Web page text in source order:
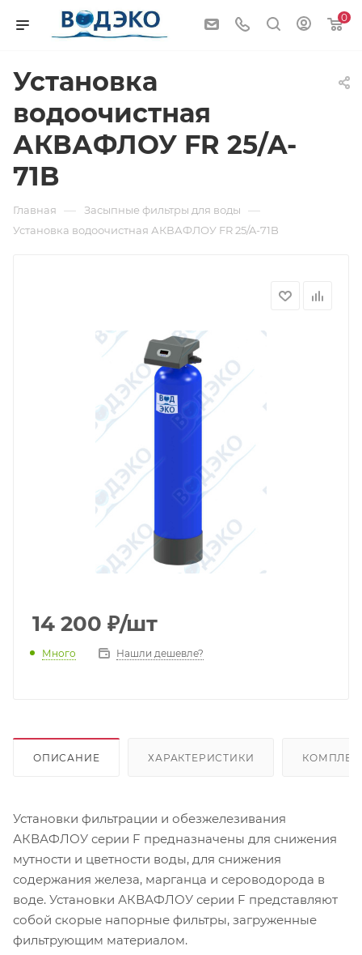
0
Установка
водоочистная
АКВАФЛОУ FR 25/A-
71B
Главная — Засыпные фильтры для воды —
Установка водоочистная АКВАФЛОУ FR 25/A-71B
14 200 ₽/шт
Много Нашли дешевле?
ОПИСАНИЕ ХАРАКТЕРИСТИКИ
Установки фильтрации и обезжелезивания
АКВАФЛОУ серии F предназначены для снижения
мутности и цветности воды, для снижения
содержания железа, марганца и сероводорода в
воде. Установки АКВАФЛОУ серии F представляют
собой скорые напорные фильтры, загруженные
фильтрующим материалом.